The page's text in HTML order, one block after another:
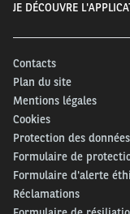
JE DÉCOUVRE
Contacts
Plan du site
Mentions légales
Cookies
Protection des
Formulaire de
Formulaire d'alerte
Réclamations